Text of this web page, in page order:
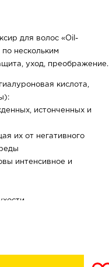
для волос «Oil-
нескольким
уход, преображение.
кислота,
истонченных и
их от негативного
интенсивное и